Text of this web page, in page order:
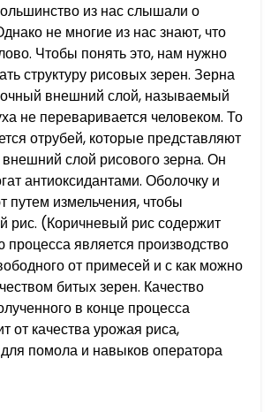
из нас слышали о
не многие из нас знают, что
Чтобы понять это, нам нужно
структуру рисовых зерен. Зерна
внешний слой, называемый
не переваривается человеком. То
отрубей, которые представляют
слой рисового зерна. Он
антиоксидантами. Оболочку и
путем измельчения, чтобы
рис. (Коричневый рис содержит
является производство
от примесей и с как можно
битых зерен. Качество
в конце процесса
от качества урожая риса,
помола и навыков оператора